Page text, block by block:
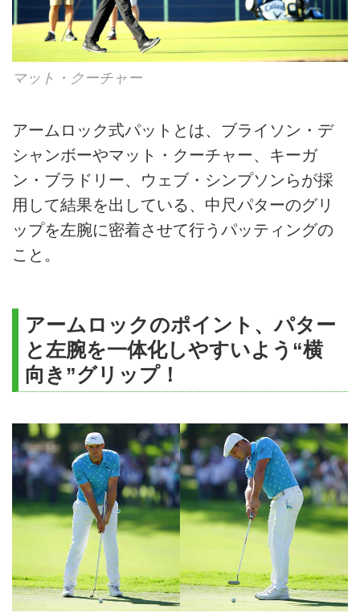
マット・クーチャー
アームロック式パットとは、ブライソン・デ
シャンボーやマット・クーチャー、キーガ
ン・ブラドリー、ウェブ・シンプソンらが採
用して結果を出している、中尺パターのグリ
ップを左腕に密着させて行うパッティングの
こと。
アームロックのポイント、パター
と左腕を一体化しやすいよう“横
向き”グリップ！